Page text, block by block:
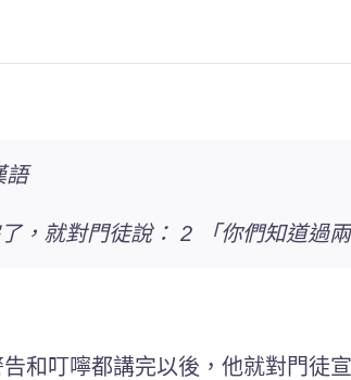
語
，就對門徒說： 2 「你們知道過
和叮嚀都講完以後，他就對門徒